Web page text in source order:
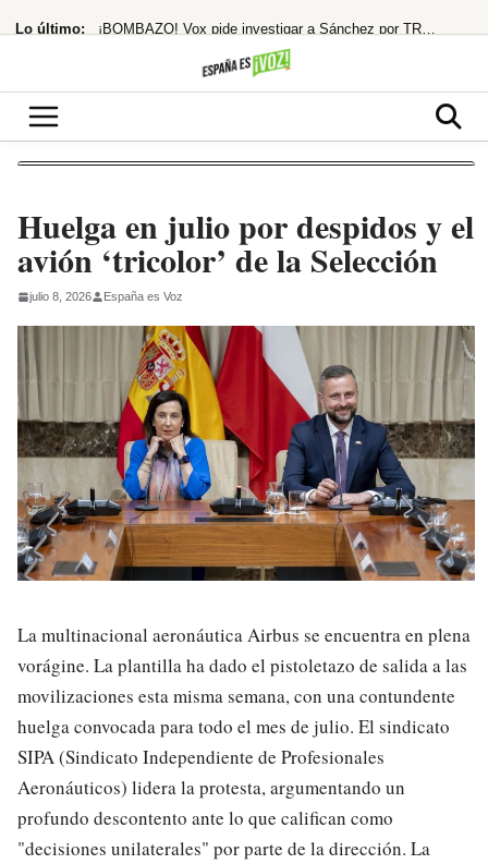
al Lo último: ¡BOMBAZO! Vox pide investigar a Sánchez por TRAICIÓN y ALTA TRAICIÓN a España
La brutal transformación en ‘Primetime’ contra pederastas
Huelga en julio por despidos y el
avión ‘tricolor’ de la Selección
julio 8, 2026 España es Voz
La multinacional aeronáutica Airbus se encuentra en plena
vorágine. La plantilla ha dado el pistoletazo de salida a las
movilizaciones esta misma semana, con una contundente
huelga convocada para todo el mes de julio. El sindicato
SIPA (Sindicato Independiente de Profesionales
Aeronáuticos) lidera la protesta, argumentando un
profundo descontento ante lo que califican como
"decisiones unilaterales" por parte de la dirección. La